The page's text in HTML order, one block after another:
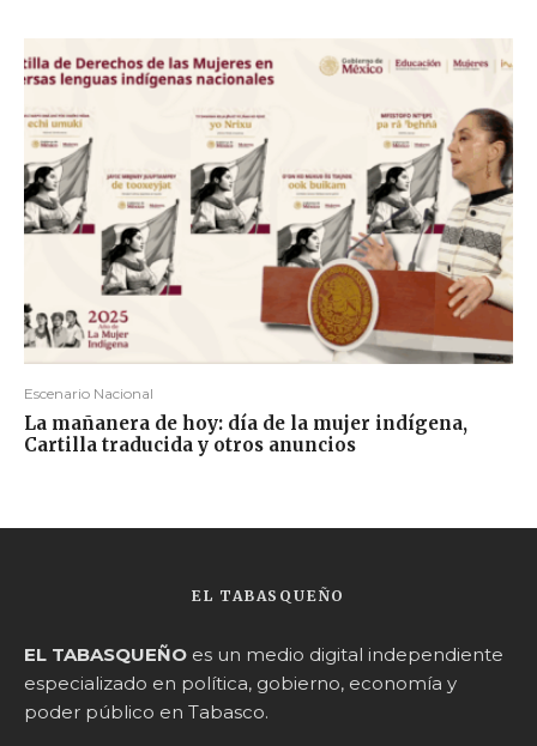
Escenario Nacional
La mañanera de hoy: día de la mujer indígena,
Cartilla traducida y otros anuncios
EL TABASQUEÑO
EL TABASQUEÑO es un medio digital independiente
especializado en política, gobierno, economía y
poder público en Tabasco.